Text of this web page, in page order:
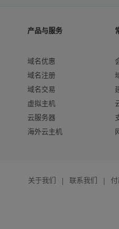
产品与服务
域名优惠
域名注册
域名交易
虚拟主机
云服务器
海外云主机
关于我们 | 联系我们 |